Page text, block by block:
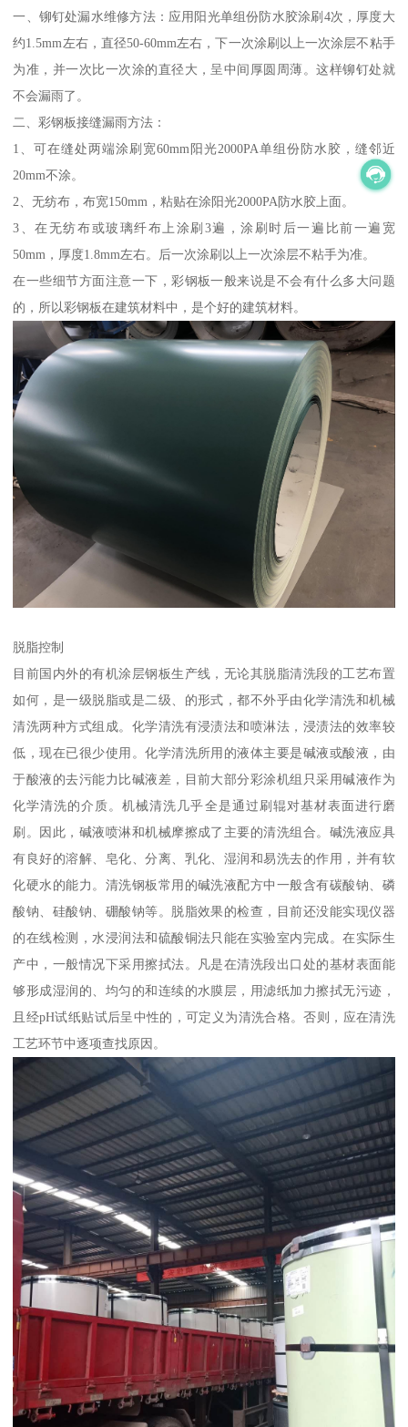
一、铆钉处漏水维修方法：应用阳光单组份防水胶涂刷4次，厚度大
约1.5mm左右，直径50-60mm左右，下一次涂刷以上一次涂层不粘手
为准，并一次比一次涂的直径大，呈中间厚圆周薄。这样铆钉处就
不会漏雨了。
二、彩钢板接缝漏雨方法：
1、可在缝处两端涂刷宽60mm阳光2000PA单组份防水胶，缝邻近
20mm不涂。
2、无纺布，布宽150mm，粘贴在涂阳光2000PA防水胶上面。
3、在无纺布或玻璃纤布上涂刷3遍，涂刷时后一遍比前一遍宽
50mm，厚度1.8mm左右。后一次涂刷以上一次涂层不粘手为准。
在一些细节方面注意一下，彩钢板一般来说是不会有什么多大问题
的，所以彩钢板在建筑材料中，是个好的建筑材料。
脱脂控制
目前国内外的有机涂层钢板生产线，无论其脱脂清洗段的工艺布置
如何，是一级脱脂或是二级、的形式，都不外乎由化学清洗和机械
清洗两种方式组成。化学清洗有浸渍法和喷淋法，浸渍法的效率较
低，现在已很少使用。化学清洗所用的液体主要是碱液或酸液，由
于酸液的去污能力比碱液差，目前大部分彩涂机组只采用碱液作为
化学清洗的介质。机械清洗几乎全是通过刷辊对基材表面进行磨
刷。因此，碱液喷淋和机械摩擦成了主要的清洗组合。碱洗液应具
有良好的溶解、皂化、分离、乳化、湿润和易洗去的作用，并有软
化硬水的能力。清洗钢板常用的碱洗液配方中一般含有碳酸钠、磷
酸钠、硅酸钠、硼酸钠等。脱脂效果的检查，目前还没能实现仪器
的在线检测，水浸润法和硫酸铜法只能在实验室内完成。在实际生
产中，一般情况下采用擦拭法。凡是在清洗段出口处的基材表面能
够形成湿润的、均匀的和连续的水膜层，用滤纸加力擦拭无污迹，
且经pH试纸贴试后呈中性的，可定义为清洗合格。否则，应在清洗
工艺环节中逐项查找原因。